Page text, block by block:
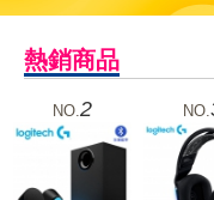
熱銷商品
NO. 2 NO.